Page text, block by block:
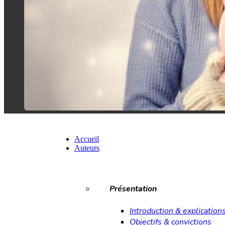
Accueil
Auteurs
Présentation
Introduction &
Objectifs & convictions